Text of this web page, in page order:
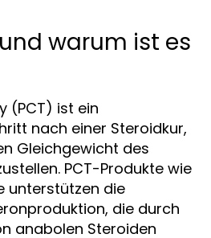
warum ist es
(PCT) ist ein
nach einer Steroidkur,
Gleichgewicht des
PCT-Produkte wie
unterstützen die
die durch
anabolen Steroiden